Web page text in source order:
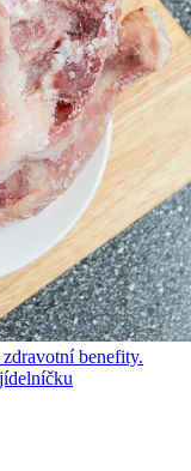
benefity.